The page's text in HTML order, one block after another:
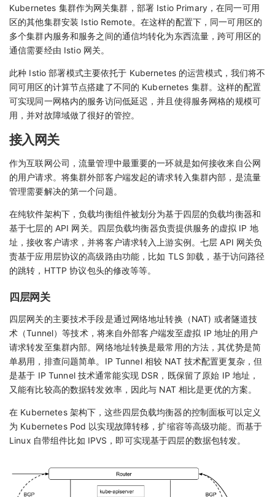
Kubernetes 集群作为网关集群，部署 Istio Primary，在同一可用
区的其他集群安装 Istio Remote。在这样的配置下，同一可用区的
多个集群内服务和服务之间的通信均转化为东西流量，跨可用区的
通信需要经由 Istio 网关。
此种 Istio 部署模式主要依托于 Kubernetes 的运营模式，我们将不
同可用区的计算节点搭建了不同的 Kubernetes 集群。这样的配置
可实现同一网格内的服务访问低延迟，并且使得服务网格的规模可
用，并对故障域做了很好的管控。
接入网关
作为互联网公司，流量管理中最重要的一环就是如何接收来自公网
的用户请求。将集群外部客户端发起的请求转入集群内部，是流量
管理需要解决的第一个问题。
在纯软件架构下，负载均衡组件被划分为基于四层的负载均衡器和
基于七层的 API 网关。四层负载均衡器负责提供服务的虚拟 IP 地
址，接收客户请求，并将客户请求转入上游实例。七层 API 网关负
责基于应用层协议的高级路由功能，比如 TLS 卸载，基于访问路径
的跳转，HTTP 协议包头的修改等等。
四层网关
四层网关的主要技术手段是通过网络地址转换（NAT) 或者隧道技
术（Tunnel）等技术，将来自外部客户端发至虚拟 IP 地址的用户
请求转发至集群内部。网络地址转换是最常用的方法，其优势是简
单易用，排查问题简单。IP Tunnel 相较 NAT 技术配置更复杂，但
是基于 IP Tunnel 技术通常能实现 DSR，既保留了原始 IP 地址，
又能有比较高的数据转发效率，因此与 NAT 相比是更优的方案。
在 Kubernetes 架构下，这些四层负载均衡器的控制面板可以定义
为 Kubernetes Pod 以实现故障转移，扩缩容等高级功能。而基于
Linux 自带组件比如 IPVS，即可实现基于四层的数据包转发。